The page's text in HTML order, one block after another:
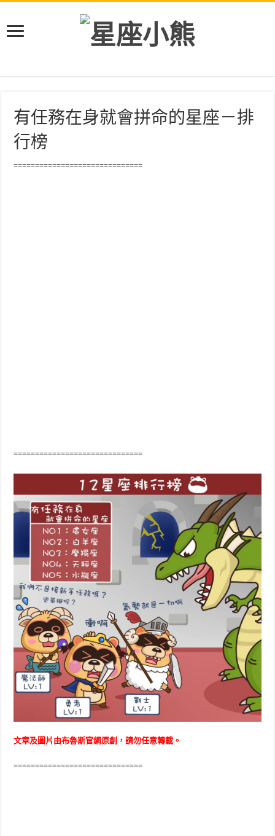
有任務在身就會拼命的星座－排
行榜
==============================
==============================
文章及圖片由布魯斯官網原創，請勿任意轉載。
==============================